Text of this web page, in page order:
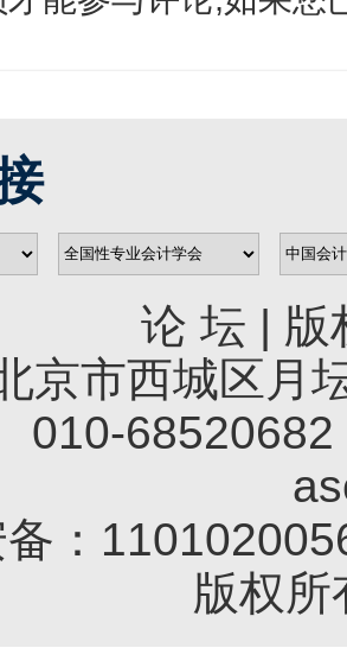
论 坛 | 版
京市西城区月
010-
备：
版权